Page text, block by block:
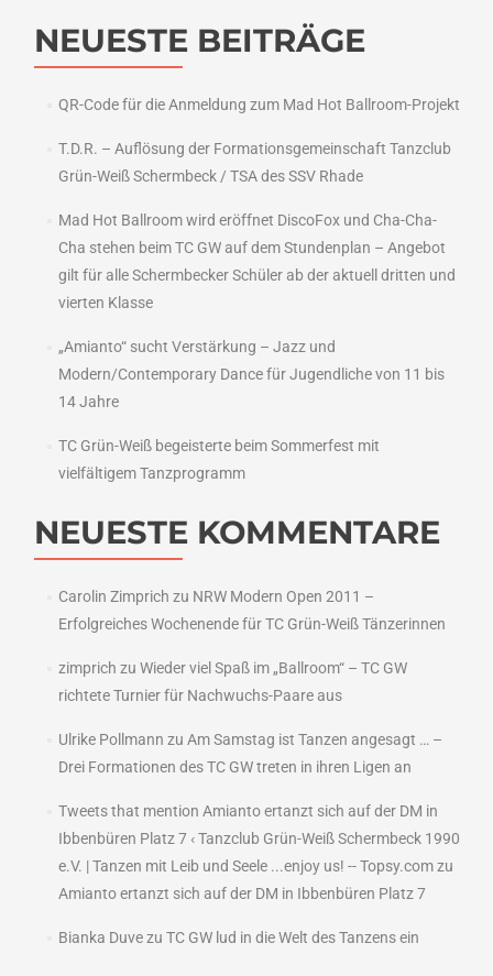
NEUESTE BEITRÄGE
QR-Code für die Anmeldung zum Mad Hot Ballroom-Projekt
T.D.R. – Auflösung der Formationsgemeinschaft Tanzclub
Grün-Weiß Schermbeck / TSA des SSV Rhade
Mad Hot Ballroom wird eröffnet DiscoFox und Cha-Cha-
Cha stehen beim TC GW auf dem Stundenplan – Angebot
gilt für alle Schermbecker Schüler ab der aktuell dritten und
vierten Klasse
„Amianto“ sucht Verstärkung – Jazz und
Modern/Contemporary Dance für Jugendliche von 11 bis
14 Jahre
TC Grün-Weiß begeisterte beim Sommerfest mit
vielfältigem Tanzprogramm
NEUESTE KOMMENTARE
Carolin Zimprich zu NRW Modern Open 2011 –
Erfolgreiches Wochenende für TC Grün-Weiß Tänzerinnen
zimprich zu Wieder viel Spaß im „Ballroom“ – TC GW
richtete Turnier für Nachwuchs-Paare aus
Ulrike Pollmann zu Am Samstag ist Tanzen angesagt … –
Drei Formationen des TC GW treten in ihren Ligen an
Tweets that mention Amianto ertanzt sich auf der DM in
Ibbenbüren Platz 7 ‹ Tanzclub Grün-Weiß Schermbeck 1990
e.V. | Tanzen mit Leib und Seele ...enjoy us! -- Topsy.comzu
Amianto ertanzt sich auf der DM in Ibbenbüren Platz 7
Bianka Duvezu TC GW lud in die Welt des Tanzens ein